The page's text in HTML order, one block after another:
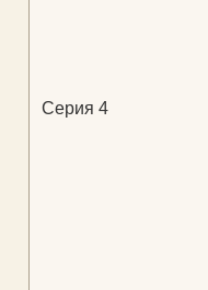
Серия 4